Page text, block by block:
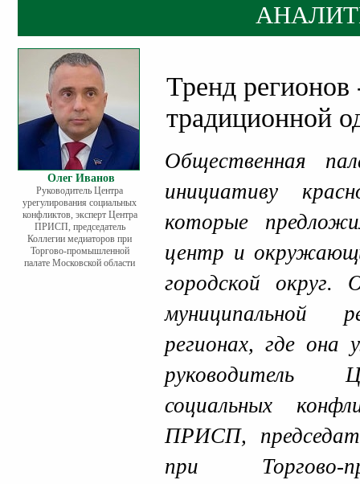
Олег Иванов
Руководитель Центра
урегулирования социальных
конфликтов, эксперт Центра
ПРИСП, председатель
Коллегии медиаторов при
Торгово-промышленной
палате Московской области
Тренд регионов
традиционной
Общественная
инициативу
которые
центр и
городской округ.
муниципальной
регионах, где она
руководитель
социальных
ПРИСП,
при Торгово-